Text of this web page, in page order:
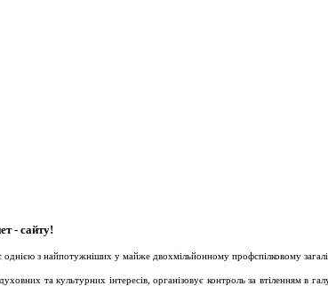
- сайту!
однією з найпотужніших у майже двохмільйонному профспілковому загалі
та культурних інтересів, організовує контроль за втіленням в